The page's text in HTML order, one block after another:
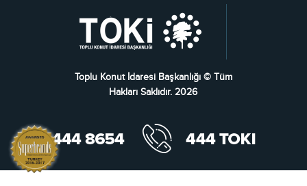
Toplu Konut İdaresi Başkanlığı © Tüm
Hakları Saklıdır. 2026